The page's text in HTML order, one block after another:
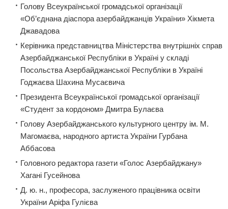
Голову Всеукраїнської громадської організації
«Об’єднана діаспора азербайджанців України» Хікмета
Джавадова
Керівника представництва Міністерства внутрішніх справ
Азербайджанської Республіки в Україні у складі
Посольства Азербайджанської Республіки в Україні
Годжаєва Шахина Мусаєвича
Президента Всеукраїнської громадської організації
«Студент за кордоном» Дмитра Булаєва
Голову Азербайджанського культурного центру ім. М.
Магомаєва, народного артиста України Гурбана
Аббасова
Головного редактора газети «Голос Азербайджану»
Хагані Гусейнова
Д. ю. н., професора, заслуженого працівника освіти
України Аріфа Гулієва